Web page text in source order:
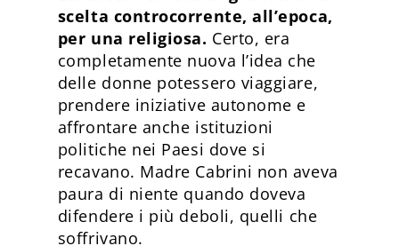
scelta controcorrente, all’epoca,
per una religiosa. Certo, era
completamente nuova l’idea che
delle donne potessero viaggiare,
prendere iniziative autonome e
affrontare anche istituzioni
politiche nei Paesi dove si
recavano. Madre Cabrini non aveva
paura di niente quando doveva
difendere i più deboli, quelli che
soffrivano.